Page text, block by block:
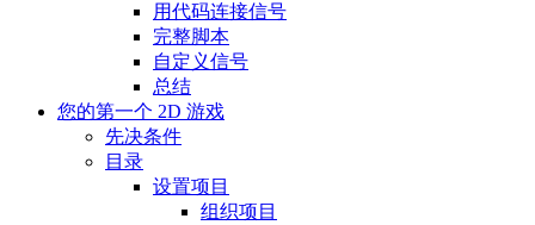
用代码连接信号
完整脚本
自定义信号
总结
您的第一个 2D 游戏
先决条件
目录
设置项目
组织项目